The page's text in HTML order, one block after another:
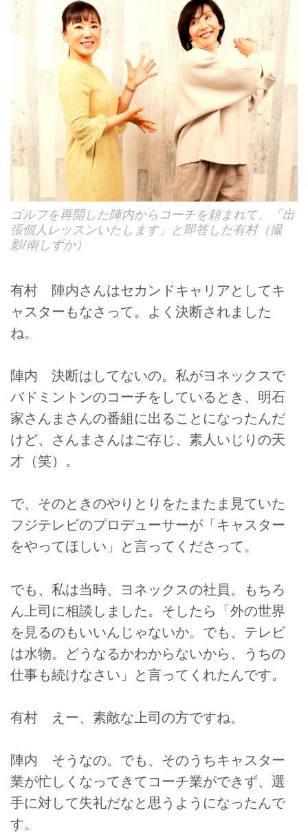
ゴルフを再開した陣内からコーチを頼まれて、「出
張個人レッスンいたします」と即答した有村（撮
影/南しずか）
有村 陣内さんはセカンドキャリアとしてキ
ャスターもなさって。よく決断されました
ね。
陣内 決断はしてないの。私がヨネックスで
バドミントンのコーチをしているとき、明石
家さんまさんの番組に出ることになったんだ
けど、さんまさんはご存じ、素人いじりの天
才（笑）。
で、そのときのやりとりをたまたま見ていた
フジテレビのプロデューサーが「キャスター
をやってほしい」と言ってくださって。
でも、私は当時、ヨネックスの社員。もちろ
ん上司に相談しました。そしたら「外の世界
を見るのもいいんじゃないか。でも、テレビ
は水物。どうなるかわからないから、うちの
仕事も続けなさい」と言ってくれたんです。
有村 えー、素敵な上司の方ですね。
陣内 そうなの。でも、そのうちキャスター
業が忙しくなってきてコーチ業ができず、選
手に対して失礼だなと思うようになったんで
す。